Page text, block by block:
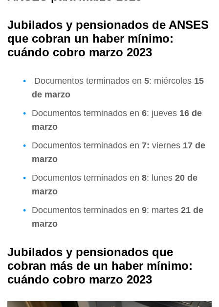
Jubilados y pensionados de ANSES
que cobran un haber mínimo:
cuándo cobro marzo 2023
Documentos terminados en 5: miércoles 15
de marzo
Documentos terminados en 6: jueves 16 de
marzo
Documentos terminados en 7: viernes 17 de
marzo
Documentos terminados en 8: lunes 20 de
marzo
Documentos terminados en 9: martes 21 de
marzo
Jubilados y pensionados que
cobran más de un haber mínimo:
cuándo cobro marzo 2023